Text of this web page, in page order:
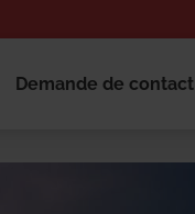
Demande de contact